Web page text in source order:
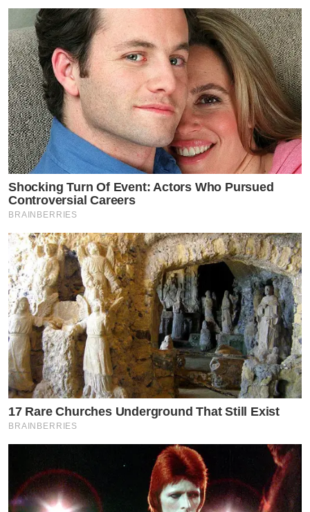
Shocking Turn Of Event: Actors Who Pursued
Controversial Careers
BRAINBERRIES
17 Rare Churches Underground That Still Exist
BRAINBERRIES